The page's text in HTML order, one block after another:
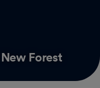
Forest